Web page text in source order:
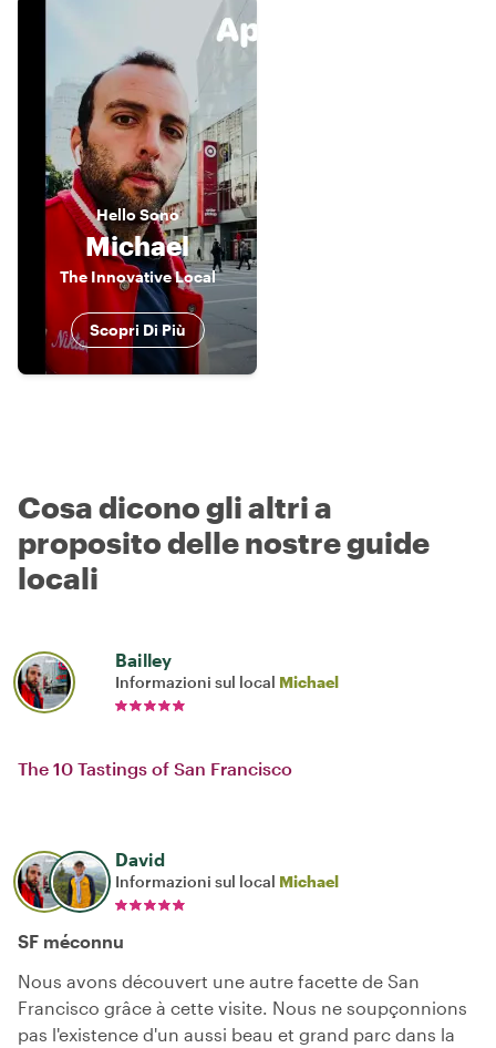
HelloSono
Michael
The Innovative Local
Scopri Di Più
Cosa dicono gli altri a
proposito delle nostre guide
locali
Bailley
Informazioni sul local Michael
The 10 Tastings of San Francisco
David
Informazioni sul local Michael
SF méconnu
Nous avons découvert une autre facette de San
Francisco grâce à cette visite. Nous ne soupçonnions
pas l'existence d'un aussi beau et grand parc dans la